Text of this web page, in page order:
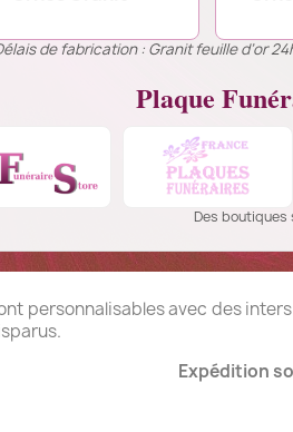
de fabrication : Granit feuille d’or
Plaque
Des boutiques
personnalisables avec des
Expédition